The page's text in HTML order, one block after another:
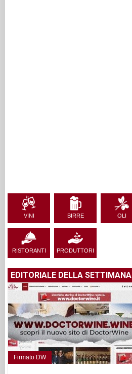
VINI BIRRE OLI
RISTORANTI PRODUTTORI
EDITORIALE DELLA SETTIMANA
Firmato DW